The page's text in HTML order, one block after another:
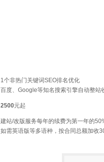
1个非热门关键词SEO排名优化
百度、Google等知名搜索引擎自动整站
2500元起
建站/改版服务每年的续费为第一年的
如需英语版等多语种，按合同总额加收